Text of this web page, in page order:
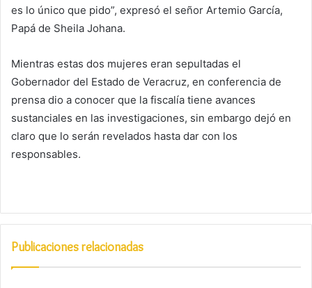
es lo único que pido”, expresó el señor Artemio García,
Papá de Sheila Johana.
Mientras estas dos mujeres eran sepultadas el
Gobernador del Estado de Veracruz, en conferencia de
prensa dio a conocer que la fiscalía tiene avances
sustanciales en las investigaciones, sin embargo dejó en
claro que lo serán revelados hasta dar con los
responsables.
Publicaciones relacionadas